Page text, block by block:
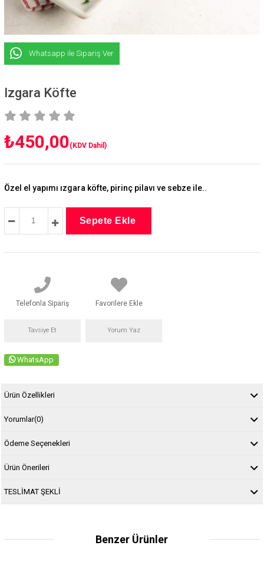
Whatsapp ile Sipariş Ver
Izgara Köfte
₺450,00(KDV Dahil)
Özel el yapımı ızgara köfte, pirinç pilavı ve sebze ile..
Telefonla Sipariş Favorilere Ekle
Tavsiye Et Yorum Yaz
WhatsApp
Ürün Özellikleri
Yorumlar(0)
Ödeme Seçenekleri
Ürün Önerileri
TESLİMAT ŞEKLİ
Benzer Ürünler